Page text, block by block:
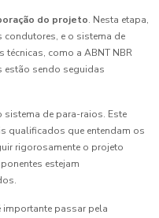
do projeto. Nesta etapa,
e o sistema de
técnicas, como a ABNT NBR
estão sendo seguidas
sistema de para-raios. Este
qualificados que entendam os
rigorosamente o projeto
estejam
importante passar pela